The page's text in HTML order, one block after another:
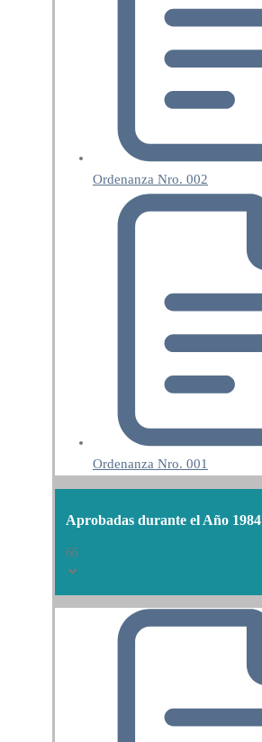
Ordenanza Nro. 002
Ordenanza Nro. 001
Aprobadas durante el Año 1984
66